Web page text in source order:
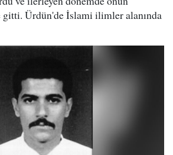
gitti. Ürdün'de İslami ilimler alanında